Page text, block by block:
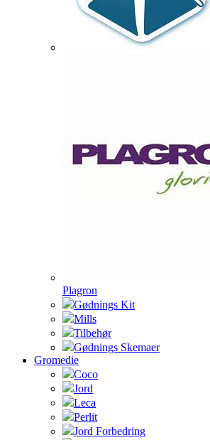
Plagron
Gødnings Kit
Mills
Tilbehør
Gødnings Skemaer
Gromedie
Coco
Jord
Leca
Perlit
Jord Forbedring